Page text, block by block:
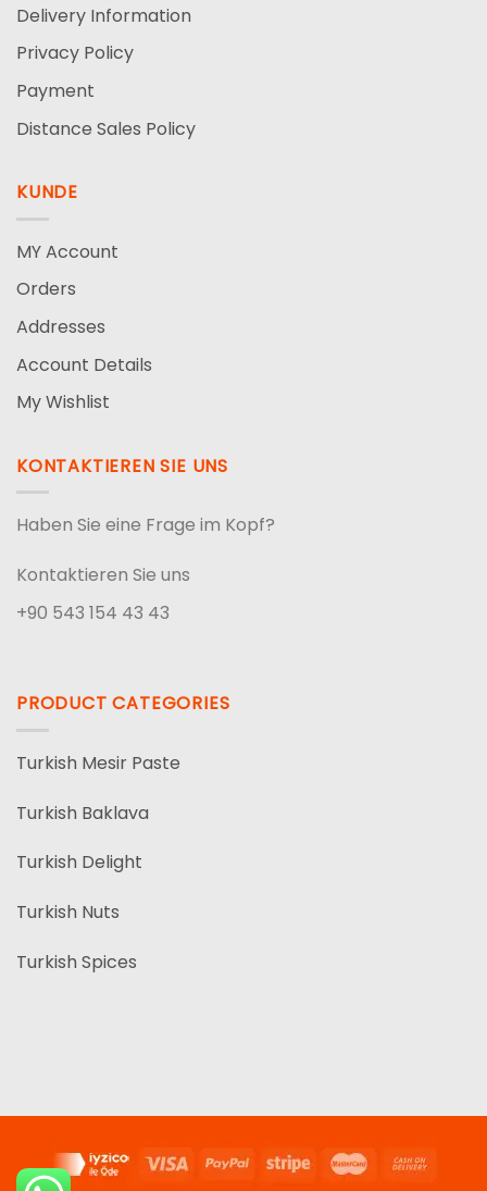
Delivery Information
Privacy Policy
Payment
Distance Sales Policy
KUNDE
MY Account
Orders
Addresses
Account Details
My Wishlist
KONTAKTIEREN SIE UNS
Haben Sie eine Frage im Kopf?
Kontaktieren Sie uns
+90 543 154 43 43
PRODUCT CATEGORIES
Turkish Mesir Paste
Turkish Baklava
Turkish Delight
Turkish Nuts
Turkish Spices